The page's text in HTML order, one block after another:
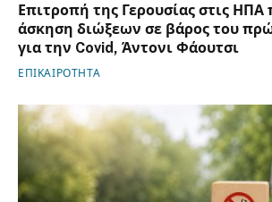
Επιτροπή της Γερουσίας στις ΗΠΑ
άσκηση διώξεων σε βάρος του
για την Covid, Άντονι Φάουτσι
ΕΠΙΚΑΙΡΟΤΗΤΑ